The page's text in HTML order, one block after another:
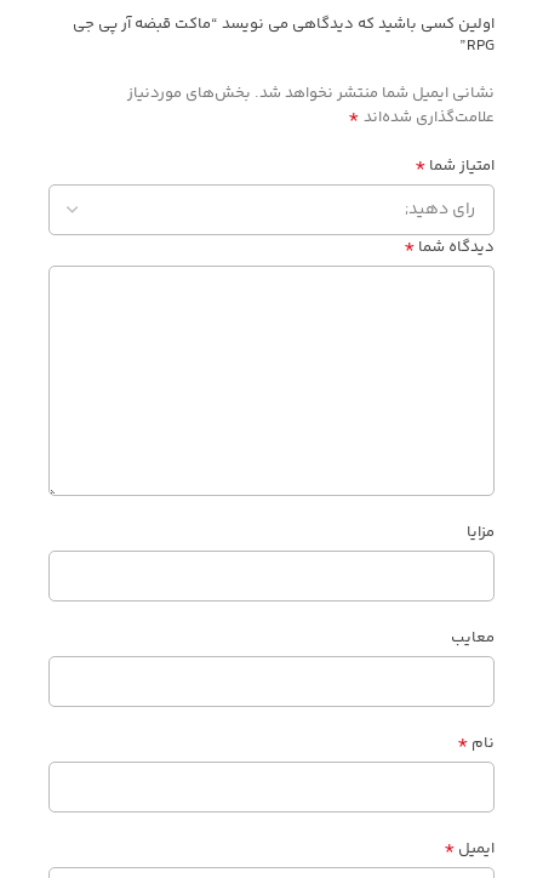
اولین کسی باشید که دیدگاهی می نویسد “ماکت قبضه آر پی جی
RPG”
نشانی ایمیل شما منتشر نخواهد شد. بخش‌های موردنیاز
علامت‌گذاری شده‌اند *
امتیاز شما *
دیدگاه شما *
مزایا
معایب
نام *
ایمیل *